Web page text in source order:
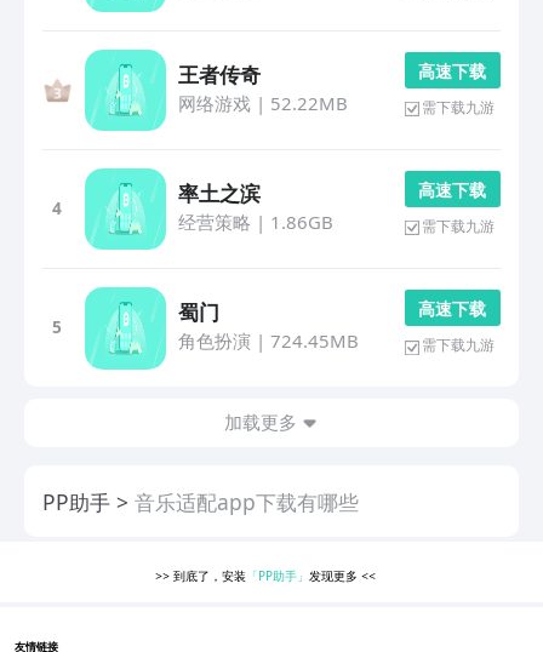
王者传奇
网络游戏| 52.22MB
高 速 下 载
需下载九游
4
率土之滨
经营策略 | 1.86GB
高 速 下 载
需下载九游
5
蜀门
角色扮演 | 724.45MB
高 速 下 载
需下载九游
加载更多
PP助手 音乐适配app下载有哪些
>> 到底了，安装 「PP助手」 发现更多<<
友情链接